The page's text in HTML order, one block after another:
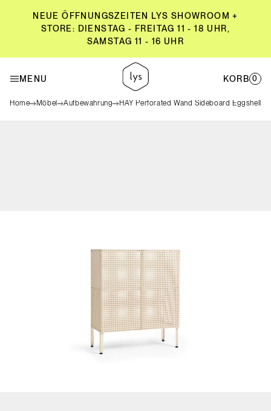
NEUE ÖFFNUNGSZEITEN LYS SHOWROOM +
STORE: DIENSTAG - FREITAG 11 - 18 UHR,
SAMSTAG 11 - 16 UHR
MENU KORB 0
STORE: DIENSTAG - FREITAG 11 - 18 UHR,
SAMSTAG 11 - 16 UHR
Home Möbel Aufbewahrung HAY Perforated Wand Sideboard Eggshell